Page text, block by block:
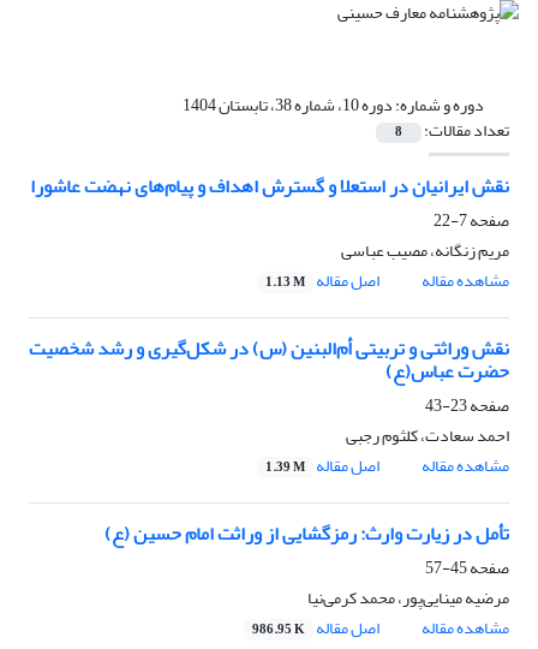
دوره و شماره:دوره 10، شماره 38، تابستان 1404
تعداد مقالات: 8
نقش ایرانیان در استعلا و گسترش اهداف و پیام‌های نهضت عاشورا
صفحه7-22
مریم زنگانه، مصیب عباسی
مشاهده مقاله
اصل مقاله 1.13 M
نقش وراثتی و تربیتی أم‌البنین (س) در شکل‌گیری و رشد شخصیت
حضرت عباس(ع)
صفحه23-43
احمد سعادت، کلثوم رجبی
مشاهده مقاله
اصل مقاله 1.39 M
تأمل در زیارت وارث: رمزگشایی از وراثت امام حسین (ع)
صفحه45-57
مرضیه مینایی‌پور، محمد کرمی‌نیا
مشاهده مقاله
اصل مقاله 986.95 K